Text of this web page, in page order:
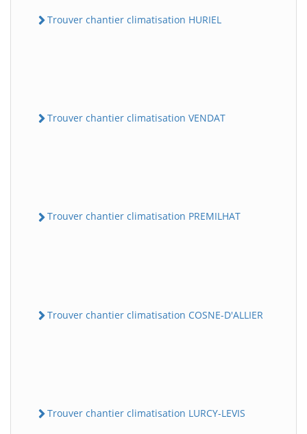
Trouver chantier climatisation HURIEL
Trouver chantier climatisation VENDAT
Trouver chantier climatisation PREMILHAT
Trouver chantier climatisation COSNE-D'ALLIER
Trouver chantier climatisation LURCY-LEVIS